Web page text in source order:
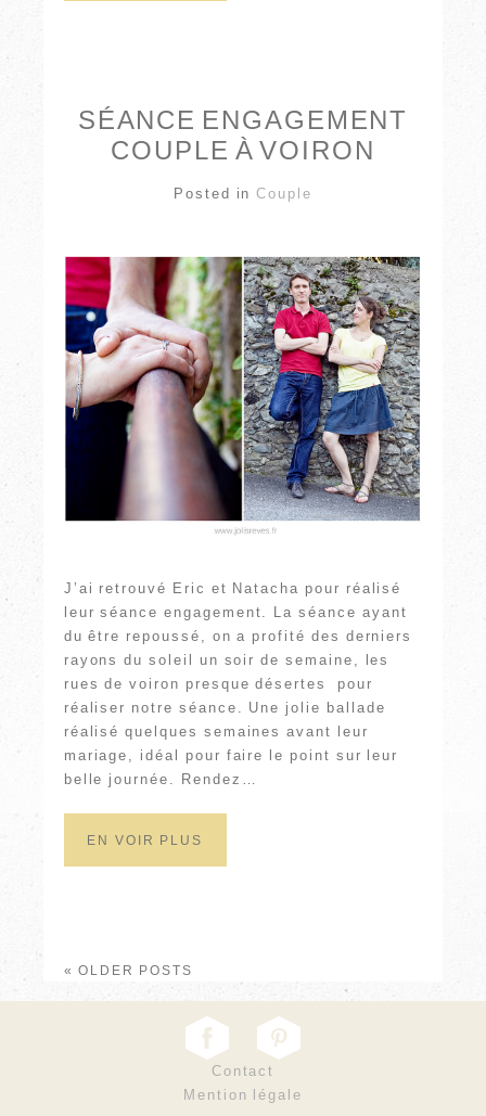
SÉANCE ENGAGEMENT
COUPLE À VOIRON
Posted inCouple
J’ai retrouvé Eric et Natacha pour réalisé
leur séance engagement. La séance ayant
du être repoussé, on a profité des derniers
rayons du soleil un soir de semaine, les
rues de voiron presque désertes pour
réaliser notre séance. Une jolie ballade
réalisé quelques semaines avant leur
mariage, idéal pour faire le point sur leur
belle journée. Rendez…
EN VOIR PLUS
« OLDER POSTS
Contact
Mention légale